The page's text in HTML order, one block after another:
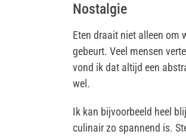
Nostalgie
Eten draait niet alleen om
gebeurt. Veel mensen
vond ik dat altijd een
wel.
Ik kan bijvoorbeeld heel
culinair zo spannend is.